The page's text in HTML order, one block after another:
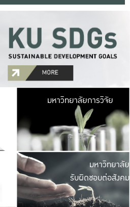
มหาวิ
มีพื้นที่เขียวสดใส
เป็นป่าในเมือง เกษต
มหาวิทยาลัยการวิจัย
มหาวิ
ค
เปิดประ
และพบเรื่องราวใ
มหาวิทยาลัย
รับผิดชอบต่อสังคม